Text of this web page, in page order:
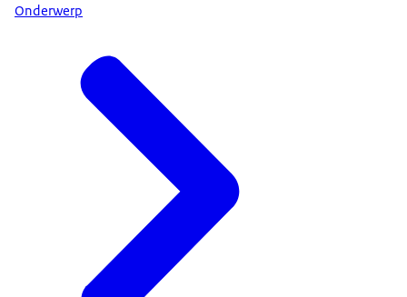
Onderwerp